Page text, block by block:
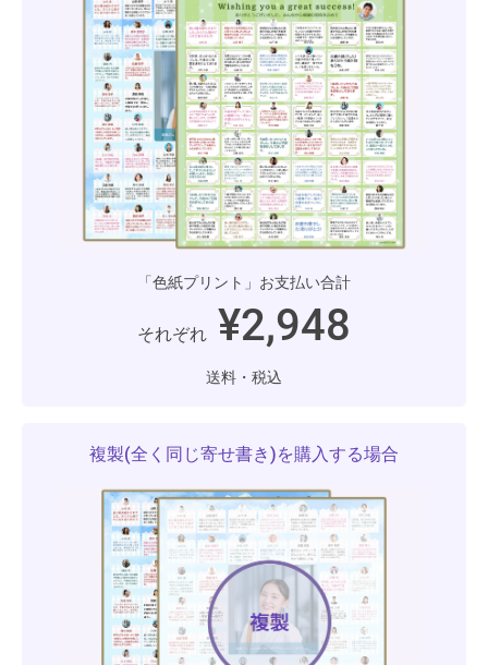
「色紙プリント」お支払い合計
それぞれ ¥2,948
送料・税込
複製(全く同じ寄せ書き)を購入する場合